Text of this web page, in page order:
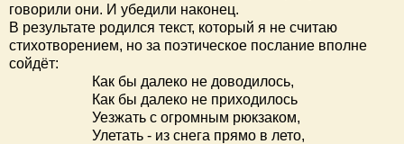
говорили они. И убедили наконец.
В результате родился текст, который я не считаю
стихотворением, но за поэтическое послание вполне
сойдёт:
Как бы далеко не доводилось,
Как бы далеко не приходилось
Уезжать с огромным рюкзаком,
Улетать - из снега прямо в лето,